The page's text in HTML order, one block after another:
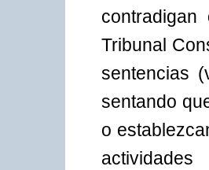
Tribunal
sentencias
sentando
o